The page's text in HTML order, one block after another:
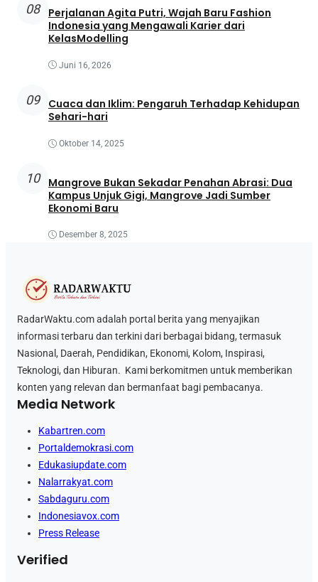
08
Perjalanan Agita Putri, Wajah Baru Fashion
Indonesia yang Mengawali Karier dari
KelasModelling
Juni 16, 2026
09
Cuaca dan Iklim: Pengaruh Terhadap Kehidupan
Sehari-hari
Oktober 14, 2025
10
Mangrove Bukan Sekadar Penahan Abrasi: Dua
Kampus Unjuk Gigi, Mangrove Jadi Sumber
Ekonomi Baru
Desember 8, 2025
RadarWaktu.com adalah portal berita yang menyajikan
informasi terbaru dan terkini dari berbagai bidang, termasuk
Nasional, Daerah, Pendidikan, Ekonomi, Kolom, Inspirasi,
Teknologi, dan Hiburan. Kami berkomitmen untuk memberikan
konten yang relevan dan bermanfaat bagi pembacanya.
Media Network
Kabartren.com
Portaldemokrasi.com
Edukasiupdate.com
Nalarrakyat.com
Sabdaguru.com
Indonesiavox.com
Press Release
Verified